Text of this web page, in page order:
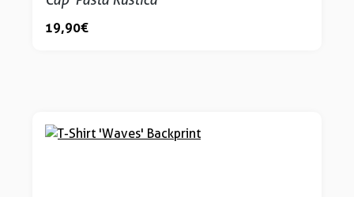
19,90 €